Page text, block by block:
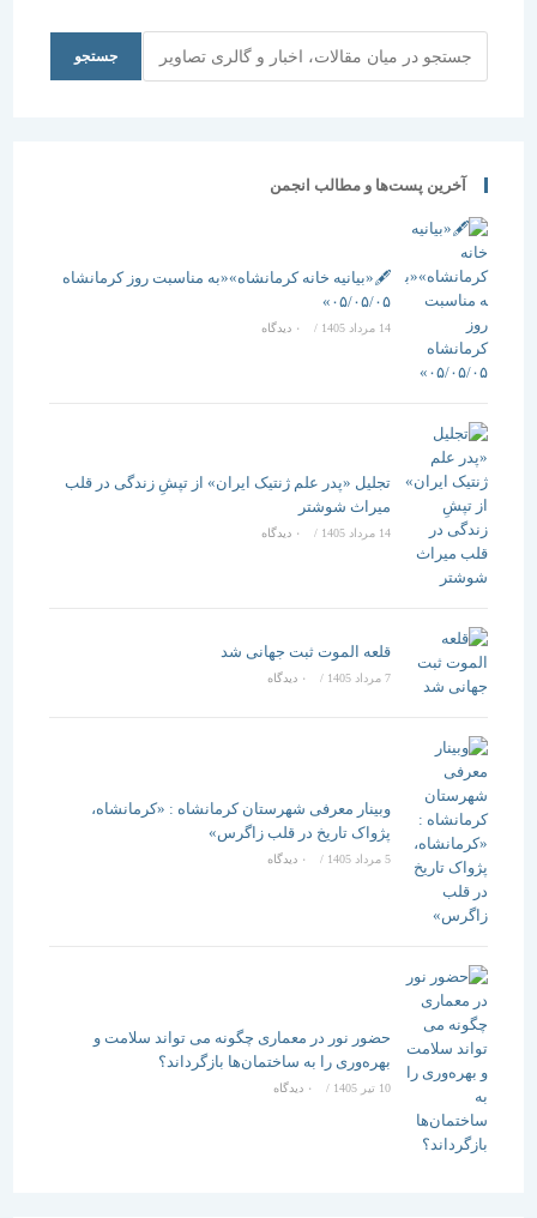
دانشگاه
تهران و
جستجو
آخرین پست‌ها و مطالب انجمن
🖋️«بیانیه خانه کرمانشاه»«به مناسبت روز کرمانشاه
۰۵/۰۵/۰۵»
/ ۰ دیدگاه
تجلیل «پدر علم ژنتیک ایران» از تپشِ زندگی در قلب
میراث شوشتر
14 مرداد 1405 / ۰ دیدگاه
قلعه الموت ثبت جهانی شد
/ ۰ دیدگاه
وبینار معرفی شهرستان کرمانشاه : «کرمانشاه،
پژواک تاریخ در قلب زاگرس»
5 مرداد 1405 / ۰ دیدگاه
حضور نور در معماری چگونه می تواند سلامت و
بهره‌وری را به ساختمان‌ها بازگرداند؟
/ ۰ دیدگاه